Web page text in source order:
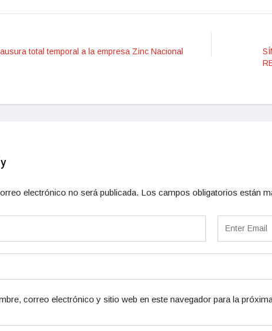
total temporal a la empresa Zinc Nacional
electrónico no será publicada. Los campos obligatorios están
correo electrónico y sitio web en este navegador para la